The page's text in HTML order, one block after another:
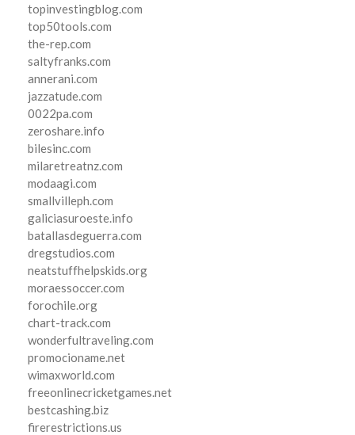
topinvestingblog.com
top50tools.com
the-rep.com
saltyfranks.com
annerani.com
jazzatude.com
0022pa.com
zeroshare.info
bilesinc.com
milaretreatnz.com
modaagi.com
smallvilleph.com
galiciasuroeste.info
batallasdeguerra.com
dregstudios.com
neatstuffhelpskids.org
moraessoccer.com
forochile.org
chart-track.com
wonderfultraveling.com
promocioname.net
wimaxworld.com
freeonlinecricketgames.net
bestcashing.biz
firerestrictions.us